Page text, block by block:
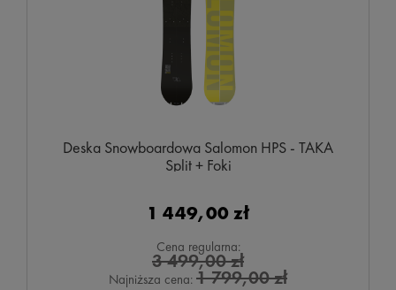
Deska Snowboardowa Salomon HPS - TAKA
Split + Foki
1 449,00 zł
Cena regularna:
3 499,00 zł
Najniższa cena: 1 799,00 zł